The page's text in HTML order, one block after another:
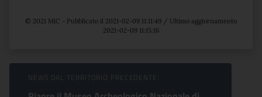
© 2021 MiC - Pubblicato il 2021-02-09 11:11:49 / Ultimo aggiornamento
2021-02-09 11:15:16
Sfoglia comunicati
NEWS DAL TERRITORIO PRECEDENTE: